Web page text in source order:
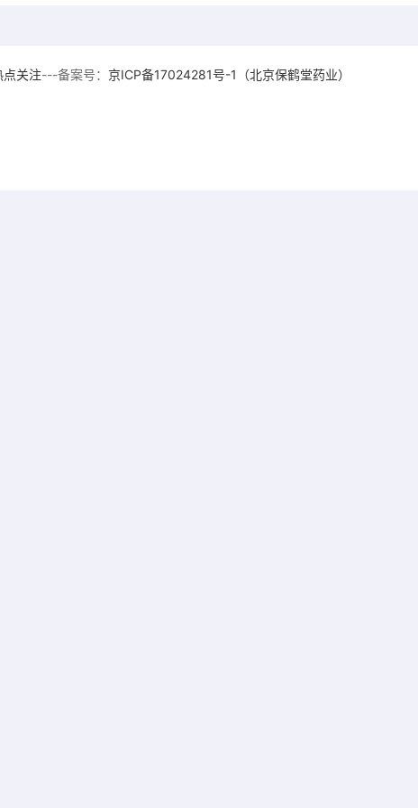
点关注---备案号： 京ICP备17024281号-1（北京保鹤堂药业）